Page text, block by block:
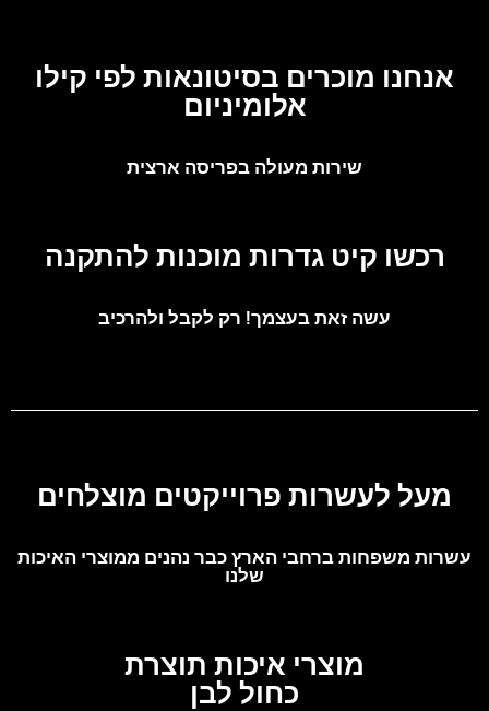
אנחנו מוכרים בסיטונאות לפי קילו
אלומיניום
שירות מעולה בפריסה ארצית
רכשו קיט גדרות מוכנות להתקנה
עשה זאת בעצמך! רק לקבל ולהרכיב
מעל לעשרות פרוייקטים מוצלחים
עשרות משפחות ברחבי הארץ כבר נהנים ממוצרי האיכות
שלנו
מוצרי איכות תוצרת
כחול לבן